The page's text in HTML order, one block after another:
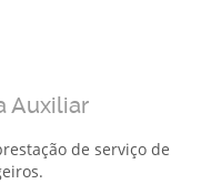
Auxiliar
de serviço de